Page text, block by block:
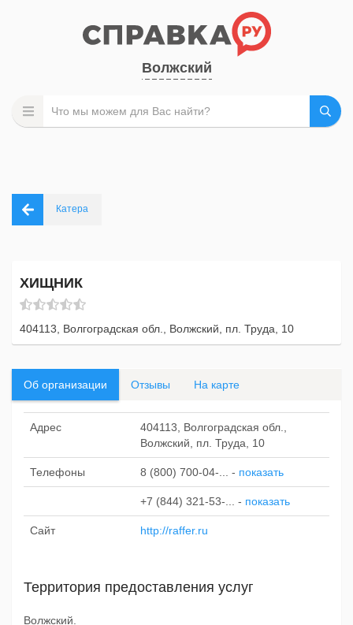
Волжский
Катера
ХИЩНИК
404113, Волгоградская обл., Волжский, пл. Труда, 10
Об организации Отзывы На карте
Адрес
404113, Волгоградская обл.,
Волжский, пл. Труда, 10
Телефоны 8 (800) 700-04-... - показать
+7 (844) 321-53-... - показать
Сайт http://raffer.ru
Территория предоставления услуг
Волжский.